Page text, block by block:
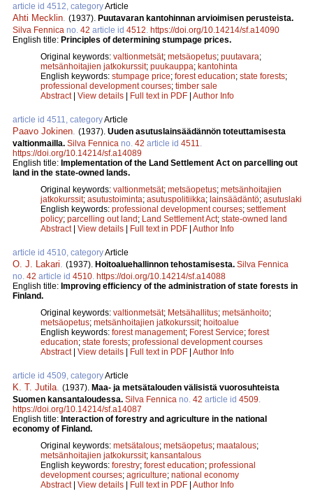
article id 4512, categoryArticle
Ahti Mecklin (1937). Puutavaran kantohinnan arvioimisen perusteista.
Silva Fennica no. 42 article id 4512 https://doi.org/10.14214/sf.a14090
English title: Principles of determining stumpage prices.
Original keywords: valtionmetsät; metsäopetus; puutavara;
metsänhoitajien jatkokurssit; puukauppa; kantohinta
English keywords: stumpage price; forest education; state forests;
professional development courses; timber sale
Abstract| View details | Full text in PDF | Author Info
article id 4511, categoryArticle
Paavo Jokinen (1937). Uuden asutuslainsäädännön toteuttamisesta
valtionmailla. Silva Fennica no. 42 article id 4511
https://doi.org/10.14214/sf.a14089
English title: Implementation of the Land Settlement Act on parcelling out
land in the state-owned lands.
Original keywords: valtionmetsät; metsäopetus; metsänhoitajien
jatkokurssit; asutustoiminta; asutuspolitiikka; lainsäädäntö; asutuslaki
English keywords: professional development courses; settlement
policy; parcelling out land; Land Settlement Act; state-owned land
Abstract| View details | Full text in PDF | Author Info
article id 4510, categoryArticle
O. J. Lakari (1937). Hoitoaluehallinnon tehostamisesta. Silva Fennica
no. 42 article id 4510 https://doi.org/10.14214/sf.a14088
English title: Improving efficiency of the administration of state forests in
Finland.
Original keywords: valtionmetsät; Metsähallitus; metsänhoito;
metsäopetus; metsänhoitajien jatkokurssit; hoitoalue
English keywords: forest management; Forest Service; forest
education; state forests; professional development courses
Abstract| View details | Full text in PDF | Author Info
article id 4509, categoryArticle
K. T. Jutila (1937). Maa- ja metsätalouden välisistä vuorosuhteista
Suomen kansantaloudessa. Silva Fennica no. 42 article id 4509
https://doi.org/10.14214/sf.a14087
English title: Interaction of forestry and agriculture in the national
economy of Finland.
Original keywords: metsätalous; metsäopetus; maatalous;
metsänhoitajien jatkokurssit; kansantalous
English keywords: forestry; forest education; professional
development courses; agriculture; national economy
Abstract| View details | Full text in PDF | Author Info